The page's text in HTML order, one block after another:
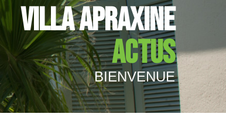
VILLA APRAXINE
ACTUS
BIENVENUE